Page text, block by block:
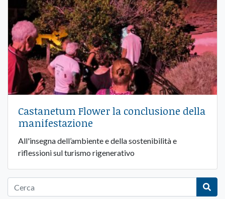
Castanetum Flower la conclusione della
manifestazione
All'insegna dell’ambiente e della sostenibilità e
riflessioni sul turismo rigenerativo